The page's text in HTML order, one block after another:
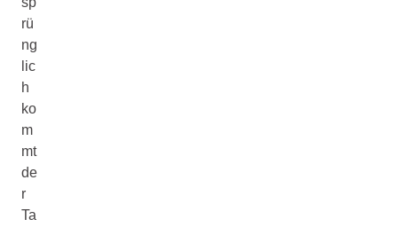
rü
ng
lic
h
ko
m
mt
de
r
Ta